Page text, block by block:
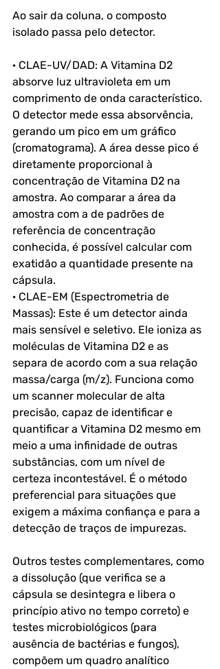
Ao sair da coluna, o composto
isolado passa pelo detector.
· CLAE-UV/DAD: A Vitamina D2
absorve luz ultravioleta em um
comprimento de onda característico.
O detector mede essa absorvência,
gerando um pico em um gráfico
(cromatograma). A área desse pico é
diretamente proporcional à
concentração de Vitamina D2 na
amostra. Ao comparar a área da
amostra com a de padrões de
referência de concentração
conhecida, é possível calcular com
exatidão a quantidade presente na
cápsula.
· CLAE-EM (Espectrometria de
Massas): Este é um detector ainda
mais sensível e seletivo. Ele ioniza as
moléculas de Vitamina D2 e as
separa de acordo com a sua relação
massa/carga (m/z). Funciona como
um scanner molecular de alta
precisão, capaz de identificar e
quantificar a Vitamina D2 mesmo em
meio a uma infinidade de outras
substâncias, com um nível de
certeza incontestável. É o método
preferencial para situações que
exigem a máxima confiança e para a
detecção de traços de impurezas.
Outros testes complementares, como
a dissolução (que verifica se a
cápsula se desintegra e libera o
princípio ativo no tempo correto) e
testes microbiológicos (para
ausência de bactérias e fungos),
compõem um quadro analítico